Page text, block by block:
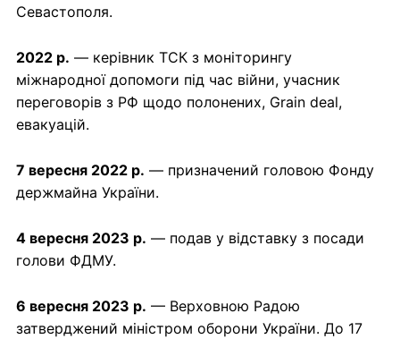
Севастополя.
2022 р. — керівник ТСК з моніторингу
міжнародної допомоги під час війни, учасник
переговорів з РФ щодо полонених, Grain deal,
евакуацій.
7 вересня 2022 р. — призначений головою Фонду
держмайна України.
4 вересня 2023 р. — подав у відставку з посади
голови ФДМУ.
6 вересня 2023 р. — Верховною Радою
затверджений міністром оборони України. До 17